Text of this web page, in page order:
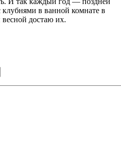
в ванной комнате в
достаю их.